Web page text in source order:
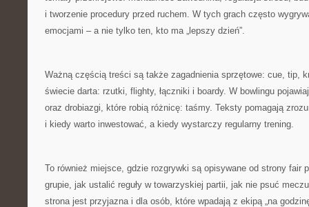
i tworzenie procedury przed ruchem. W tych grach często
emocjami – a nie tylko ten, kto ma „lepszy dzień”.
Ważną częścią treści są także zagadnienia sprzętowe: cue, tip,
świecie darta: rzutki, flighty, łączniki i boardy. W bowlingu
oraz drobiazgi, które robią różnicę: taśmy. Teksty pomagają
i kiedy warto inwestować, a kiedy wystarczy regularny trening.
To również miejsce, gdzie rozgrywki są opisywane od strony fair
grupie, jak ustalić reguły w towarzyskiej partii, jak nie psuć
strona jest przyjazna i dla osób, które wpadają z ekipą „na